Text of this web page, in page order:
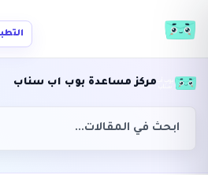
مركز مساعدة بوب اب سناب